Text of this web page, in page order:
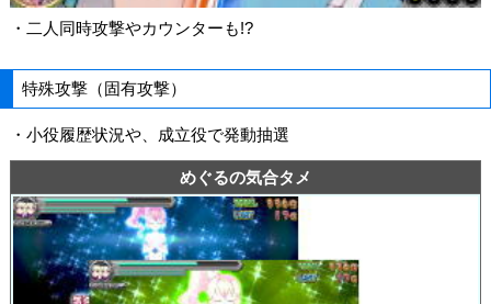
・二人同時攻撃やカウンターも!?
特殊攻撃（固有攻撃）
・小役履歴状況や、成立役で発動抽選
めぐるの気合タメ